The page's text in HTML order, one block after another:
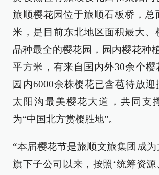
旅顺樱花园位于旅顺石板桥，总
米，是目前东北地区面积最大、
品种最全的樱花园，园内樱花种
平方米，有来自国内外30余个樱
园内6000余株樱花已含苞待放迎
太阳沟最美樱花大道，共同支
为“中国北方赏樱胜地”。
“本届樱花节是旅顺文旅集团成
旗下子公司以来，按照‘统筹资源